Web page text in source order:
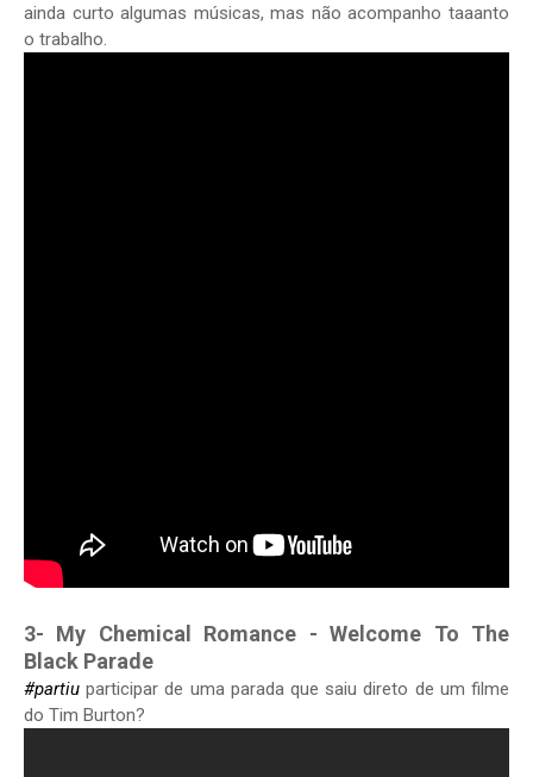
ainda curto algumas músicas, mas não acompanho taaanto
o trabalho.
3- My Chemical Romance - Welcome To The
Black Parade
#partiu participar de uma parada que saiu direto de um filme
do Tim Burton?